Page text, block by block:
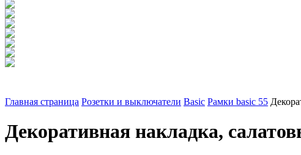
Главная страница Розетки и выключатели Basic Рамки basic 55
Декоративная накладка,